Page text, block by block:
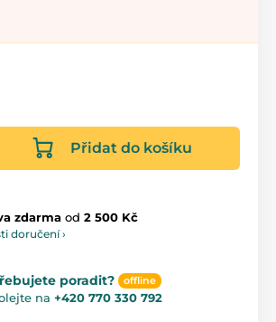
Přidat do košíku
zdarma od 2 500 Kč
doručení ›
poradit? offline
na +420 770 330 792